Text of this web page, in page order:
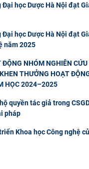
học Dược Hà Nội đạt
học Dược Hà Nội đạt
năm 2025
NHÓM NGHIÊN CỨU
THƯỞNG HOẠT
HỌC 2024–2025
quyền tác giả trong
pháp
Khoa học Công nghệ